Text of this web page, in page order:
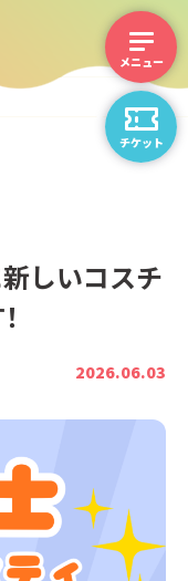
チケット
しいコスチ
2026.06.03